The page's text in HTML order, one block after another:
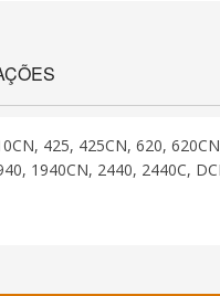
425, 425CN, 620,
1940CN, 2440, 2440C,